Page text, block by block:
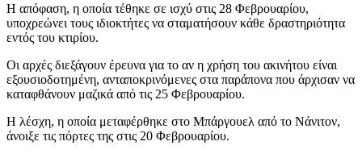
Η απόφαση, η οποία τέθηκε σε ισχύ στις 28 Φεβρουαρίου,
υποχρεώνει τους ιδιοκτήτες να σταματήσουν κάθε δραστηριότητα
εντός του κτιρίου.
Οι αρχές διεξάγουν έρευνα για το αν η χρήση του ακινήτου είναι
εξουσιοδοτημένη, ανταποκρινόμενες στα παράπονα που άρχισαν να
καταφθάνουν μαζικά από τις 25 Φεβρουαρίου.
Η λέσχη, η οποία μεταφέρθηκε στο Μπάργουελ από το Νάνιτον,
άνοιξε τις πόρτες της στις 20 Φεβρουαρίου.